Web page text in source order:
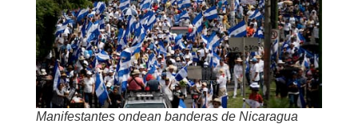
Manifestantes ondean banderas de Nicaragua